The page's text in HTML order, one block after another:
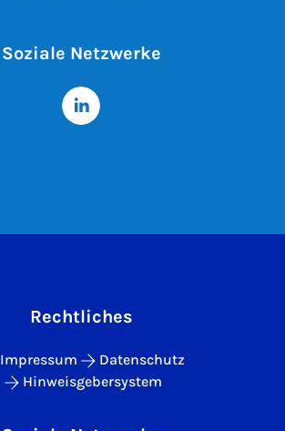
Soziale Netzwerke
Rechtliches
Impressum
Datenschutz
Hinweisgebersystem